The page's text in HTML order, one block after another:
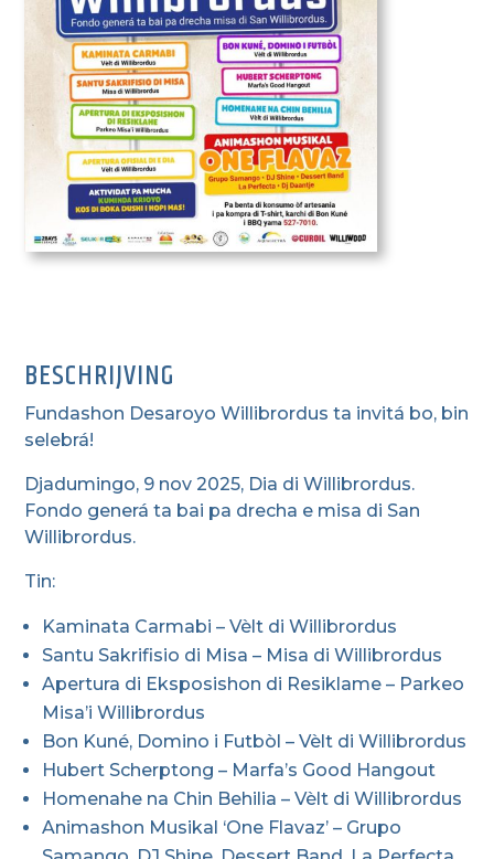
BESCHRIJVING
Fundashon Desaroyo Willibrordus ta invitá bo, bin
selebrá!
Djadumingo, 9 nov 2025, Dia di Willibrordus.
Fondo generá ta bai pa drecha e misa di San
Willibrordus.
Tin:
Kaminata Carmabi – Vèlt di Willibrordus
Santu Sakrifisio di Misa – Misa di Willibrordus
Apertura di Eksposishon di Resiklame – Parkeo
Misa’i Willibrordus
Bon Kuné, Domino i Futbòl – Vèlt di Willibrordus
Hubert Scherptong – Marfa’s Good Hangout
Homenahe na Chin Behilia – Vèlt di Willibrordus
Animashon Musikal ‘One Flavaz’ – Grupo